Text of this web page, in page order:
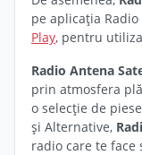
pe aplicația
Play, pentru
Radio Antena
prin atmosfera
o selecție de
și Alternative,
radio care te face